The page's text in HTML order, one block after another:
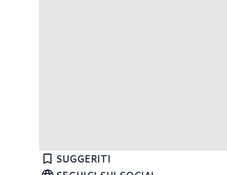
SUGGERITI
31.0.101.5448